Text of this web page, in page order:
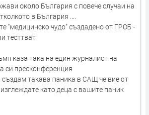
около България с повече случаи на
в България ....
"медицинско чудо" създадено от ГРОБ -
тесттват
каза така на един журналист на
си пресконференция
създам такава паника в САЩ че вие от
като деца с вашите паник